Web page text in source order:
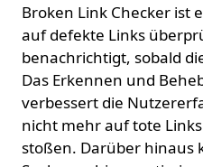
Broken Link Checker ist
auf defekte Links
benachrichtigt, sobald
Das Erkennen und
verbessert die
nicht mehr auf tote
stoßen. Darüber hinaus